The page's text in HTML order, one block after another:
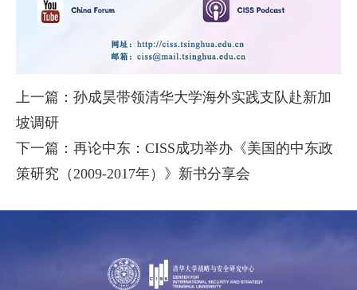
上一篇：孙成昊带领清华大学海外实践支队赴新加
坡调研
下一篇：再论中东：CISS成功举办《美国的中东政
策研究（2009-2017年）》新书分享会